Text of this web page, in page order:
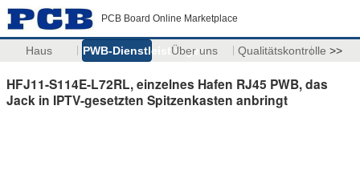
PCB Board Online Marketplace
Haus PWB-Dienstleistungen
Über uns Qualitätskontrolle >>
HFJ11-S114E-L72RL, einzelnes Hafen RJ45 PWB, das
Jack in IPTV-gesetzten Spitzenkasten anbringt